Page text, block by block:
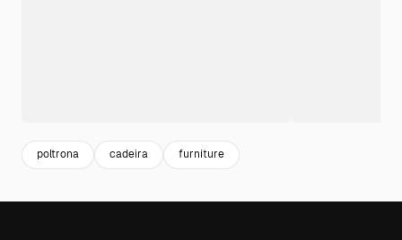
poltrona cadeira furniture